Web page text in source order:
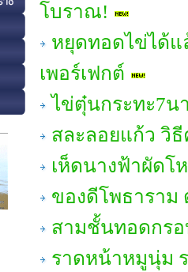
โบราณ!
หยุดทอดไข่ได้แ
เพอร์เฟกต์
ไข่ตุ๋นกระทะ7น
สละลอยแก้ว วิ
เห็ดนางฟ้าผัดโ
ของดีโพธาราม
สามชั้นทอดกร
ราดหน้าหมูนุ่ม